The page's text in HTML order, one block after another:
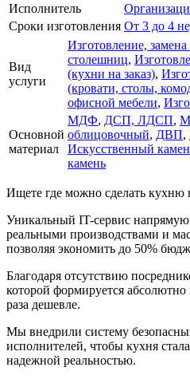
Исполнитель
Сроки изготовления От 3 до 4
Вид
услуги
Изготовление,
столешниц,
(кухни на заказ),
(кровати, столы,
офисной мебели,
Основной
материал
МДФ, ДСП, ЛДСП,
облицовочный, ДВП,
Искусственный
камень
Ищете где можно сделать кухню
Уникальный IT-сервис напрямую
реальными производствами и
позволяя экономить до 50%
Благодаря отсутствию
которой формируется абсолютно
раза дешевле.
Мы внедрили систему
исполнителей, чтобы кухня
надежной реальностью.